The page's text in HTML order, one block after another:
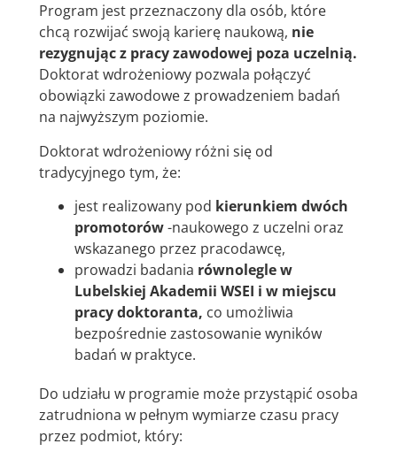
Program jest przeznaczony dla osób, które
chcą rozwijać swoją karierę naukową, nie
rezygnując z pracy zawodowej poza uczelnią.
Doktorat wdrożeniowy pozwala połączyć
obowiązki zawodowe z prowadzeniem badań
na najwyższym poziomie.
Doktorat wdrożeniowy różni się od
tradycyjnego tym, że:
jest realizowany pod kierunkiem dwóch
promotorów-naukowego z uczelni oraz
wskazanego przez pracodawcę,
prowadzi badania równolegle w
Lubelskiej Akademii WSEI i w miejscu
pracy doktoranta, co umożliwia
bezpośrednie zastosowanie wyników
badań w praktyce.
Do udziału w programie może przystąpić osoba
zatrudniona w pełnym wymiarze czasu pracy
przez podmiot, który: